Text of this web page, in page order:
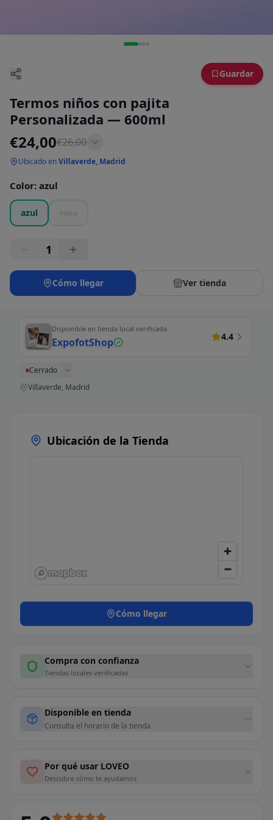
Guardar
Termos niños con pajita
Personalizada — 600ml
€24,00€26,00
Ubicado enVillaverde, Madrid
Color: azul
azul
1
Cómo llegar Ver tienda
Disponible en tienda local verificada
ExpofotShop 4.4
Cerrado
Villaverde, Madrid
Ubicación de la Tienda
Cómo llegar
Compra con confianza
Tiendas locales verificadas
Disponible en tienda
Consulta el horario de la tienda
Por qué usar LOVEO
Descubre cómo te ayudamos